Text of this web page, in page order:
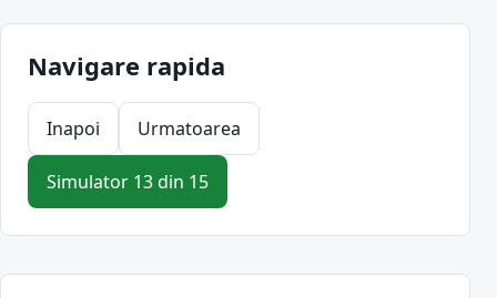
Navigare rapida
Inapoi Urmatoarea
Simulator 13 din 15